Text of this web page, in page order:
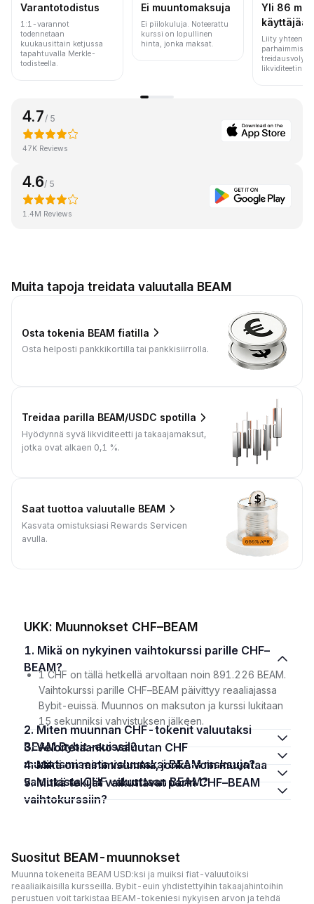
Varantotodistus
1:1-varannot
todennetaan
kuukausittain ketjussa
tapahtuvalla Merkle-
todisteella.
Ei muuntomaksuja
Ei piilokuluja. Noteerattu
kurssi on lopullinen
hinta, jonka maksat.
Yli 86 milj.
käyttäjää
Liity yhteen
parhaimmista
likviditeetin
4.7 / 5
47K Reviews
4.6/ 5
1.4M Reviews
Muita tapoja treidata valuutalla BEAM
Osta tokenia BEAM fiatilla
Osta helposti pankkikortilla tai pankkisiirrolla.
Treidaa parilla BEAM/USDC spotilla
Hyödynnä syvä likviditeetti ja takaajamaksut,
jotka ovat alkaen 0,1 %.
Saat tuottoa valuutalle BEAM
Kasvata omistuksiasi Rewards Servicen
avulla.
UKK: Muunnokset CHF–BEAM
1. Mikä on nykyinen vaihtokurssi parille CHF–
BEAM?
1 CHF on tällä hetkellä arvoltaan noin 891.226 BEAM.
Vaihtokurssi parille CHF–BEAM päivittyy reaaliajassa
Bybit-euissä. Muunnos on maksuton ja kurssi lukitaan
15 sekunniksi vahvistuksen jälkeen.
2. Miten muunnan CHF-tokenit valuutaksi
BEAM Bybit-euissä?
3. Veloitetaanko valuutan CHF
muuntamisesta valuutaksi BEAM maksuja?
4. Mikä on minimisumma, jonka voin muuntaa
valuutasta CHF valuuttaan BEAM?
5. Mitkä tekijät vaikuttavat parin CHF–BEAM
vaihtokurssiin?
Suositut BEAM-muunnokset
Muunna tokeneita BEAM USD:ksi ja muiksi fiat-valuutoiksi
reaaliaikaisilla kursseilla. Bybit-euin yhdistettyihin takaajahintoihin
perustuen voit tarkistaa BEAM-tokeniesi nykyisen arvon ja tehdä